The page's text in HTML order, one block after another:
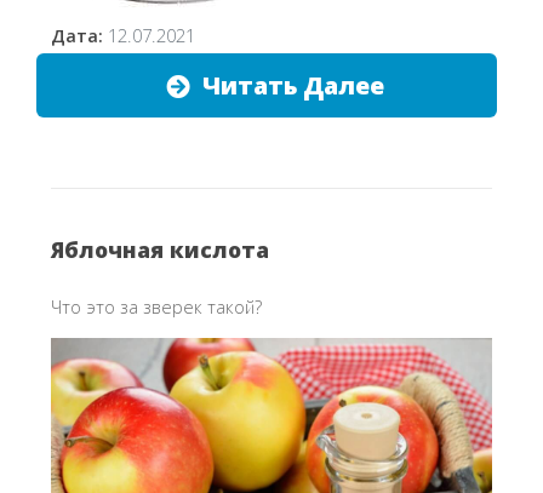
Дата: 12.07.2021
Читать Далее
Яблочная кислота
Что это за зверек такой?